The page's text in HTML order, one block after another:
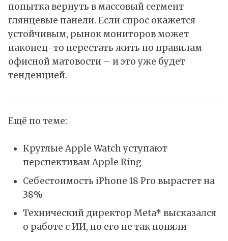
попытка вернуть в массовый сегмент
глянцевые панели. Если спрос окажется
устойчивым, рынок мониторов может
наконец-то перестать жить по правилам
офисной матовости – и это уже будет
тенденцией.
Ещё по теме:
Круглые Apple Watch уступают
перспективам Apple Ring
Себестоимость iPhone 18 Pro вырастет на
38%
Технический директор Meta* высказался
о работе с ИИ, но его не так поняли